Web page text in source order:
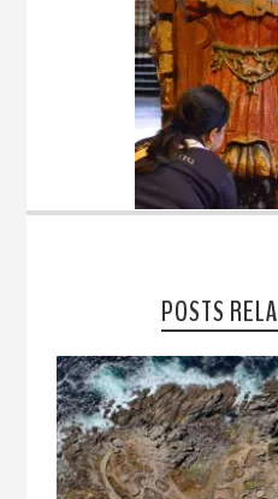
POSTS